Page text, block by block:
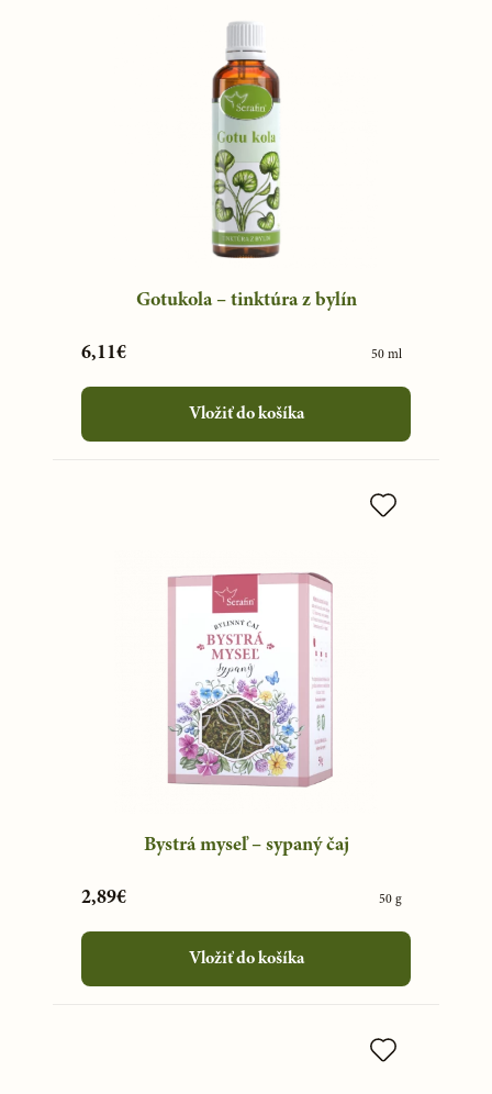
Gotukola – tinktúra z bylín
6,11€ 50 ml
Vložiť do košíka
Bystrá myseľ – sypaný čaj
2,89€ 50 g
Vložiť do košíka